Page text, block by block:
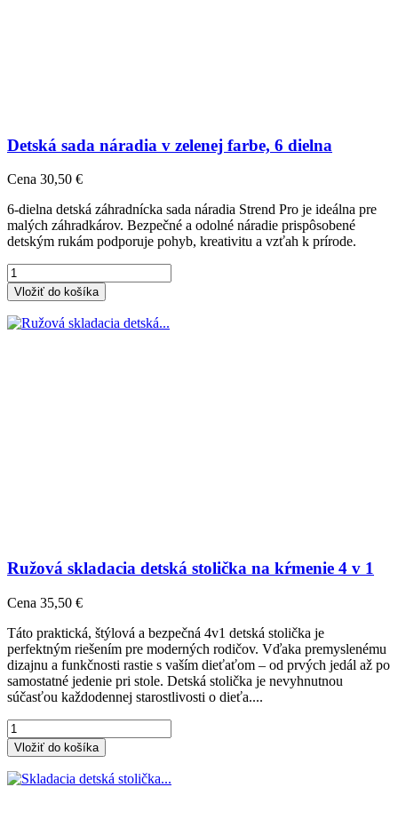
Detská sada náradia v zelenej farbe, 6 dielna
Cena 30,50 €
6-dielna detská záhradnícka sada náradia Strend Pro je ideálna pre
malých záhradkárov. Bezpečné a odolné náradie prispôsobené
detským rukám podporuje pohyb, kreativitu a vzťah k prírode.
Vložiť do košíka
Ružová skladacia detská stolička na kŕmenie 4 v 1
Cena 35,50 €
Táto praktická, štýlová a bezpečná 4v1 detská stolička je
perfektným riešením pre moderných rodičov. Vďaka premyslenému
dizajnu a funkčnosti rastie s vaším dieťaťom – od prvých jedál až po
samostatné jedenie pri stole. Detská stolička je nevyhnutnou
súčasťou každodennej starostlivosti o dieťa....
Vložiť do košíka